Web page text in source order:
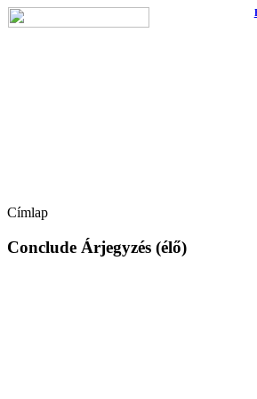
Címlap
Conclude Árjegyzés (élő)